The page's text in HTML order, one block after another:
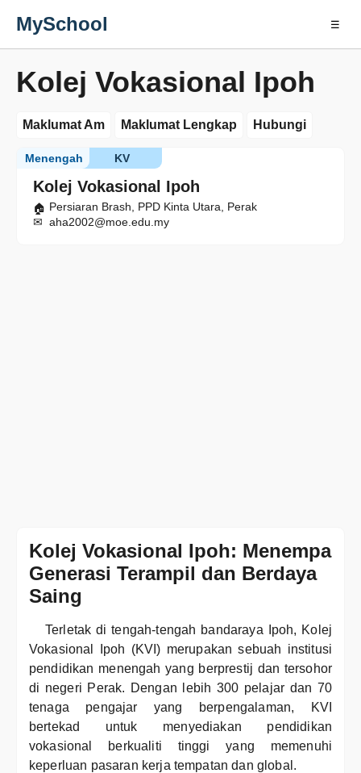
MySchool ☰
Kolej Vokasional Ipoh
Maklumat Am Maklumat Lengkap Hubungi
Kolej Vokasional Ipoh
KV
Menengah
Persiaran Brash, PPD Kinta Utara, Perak
aha2002@moe.edu.my
Kolej Vokasional Ipoh: Menempa
Generasi Terampil dan Berdaya
Saing
Terletak di tengah-tengah bandaraya Ipoh, Kolej
Vokasional Ipoh (KVI) merupakan sebuah institusi
pendidikan menengah yang berprestij dan tersohor
di negeri Perak. Dengan lebih 300 pelajar dan 70
tenaga pengajar yang berpengalaman, KVI
bertekad untuk menyediakan pendidikan
vokasional berkualiti tinggi yang memenuhi
keperluan pasaran kerja tempatan dan global.